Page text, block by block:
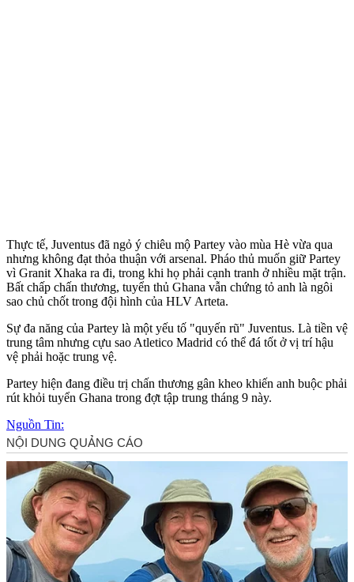
Thực tế, Juventus đã ngỏ ý chiêu mộ Partey vào mùa Hè vừa qua
nhưng không đạt thỏa thuận với ars‌enal. Pháo thủ muốn giữ Partey
vì Granit Xhaka ra đi, trong khi họ phải cạnh tranh ở nhiều mặt trận.
Bất chấp chấn thương, tuyển thủ Ghana vẫn chứng tỏ anh là ngôi
sao chủ chốt trong đội hình của HLV Arteta.
Sự đa năng của Partey là một yếu tố "quyến rũ" Juventus. Là tiền vệ
trung tâm nhưng cựu sao Atletico Madrid có thể đá tốt ở vị trí hậu
vệ phải hoặc trung vệ.
Partey hiện đang điều trị chấn thương gân kheo khiến anh buộc phải
rút khỏi tuyển Ghana trong đợt tập trung tháng 9 này.
Nguồn Tin: